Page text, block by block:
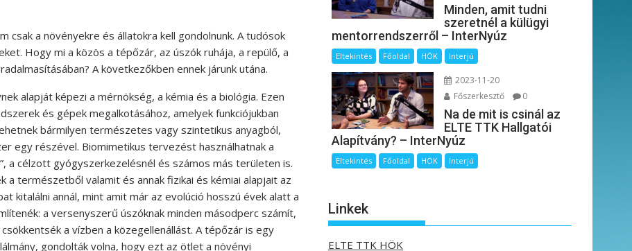
csak a növényekre és állatokra kell gondolnunk. A tudósok
Hogy mi a közös a tépőzár, az úszók ruhája, a repülő, a
A következőkben ennek járunk utána.
alapját képezi a mérnökség, a kémia és a biológia. Ezen
és gépek megalkotásához, amelyek funkciójukban
bármilyen természetes vagy szintetikus anyagból,
egy részével. Biomimetikus tervezést használhatnak a
a célzott gyógyszerkezelésnél és számos más területen is.
a természetből valamit és annak fizikai és kémiai alapjait az
kitalálni annál, mint amit már az evolúció hosszú évek alatt a
a versenyszerű úszóknak minden másodperc számít,
a vízben a közegellenállást. A tépőzár is egy
gondolták volna, hogy ezt az ötlet a növényi
Minden, amit tudni
szeretnél a külügyi
mentorrendszerről – InterNyúz
Eltekintés Főoldal HÖK Interjú
2023-11-20
Főszerkesztő
0
Na de mit is csinál az
ELTE TTK Hallgatói
Alapítvány? – InterNyúz
Eltekintés Főoldal HÖK Interjú
Linkek
ELTE TTK HÖK